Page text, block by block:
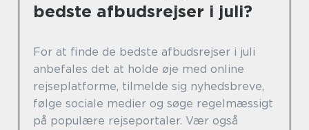
bedste afbudsrejser i juli?
For at finde de bedste afbudsrejser i juli
anbefales det at holde øje med online
rejseplatforme, tilmelde sig nyhedsbreve,
følge sociale medier og søge regelmæssigt
på populære rejseportaler. Vær også